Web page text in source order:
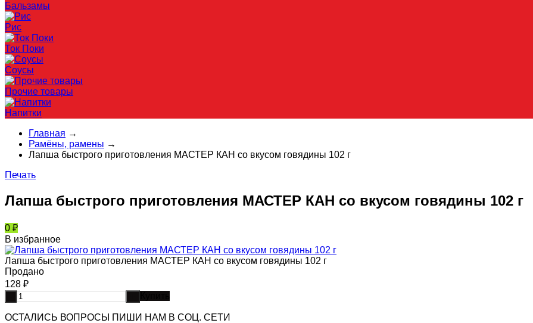
Бальзамы
Рис
Ток Поки
Соусы
Прочие товары
Напитки
Главная →
Рамёны, рамены →
Лапша быстрого приготовления МАСТЕР КАН со вкусом говядины 102 г
Печать
Лапша быстрого приготовления МАСТЕР КАН со вкусом говядины 102 г
0 ₽
В избранное
Лапша быстрого приготовления МАСТЕР КАН со вкусом говядины 102 г
Продано
128 ₽
ОСТАЛИСЬ ВОПРОСЫ ПИШИ НАМ В СОЦ. СЕТИ